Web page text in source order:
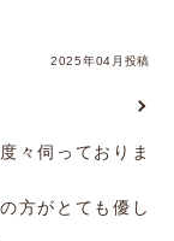
2025年04月投稿
々伺っておりま
方がとても優し